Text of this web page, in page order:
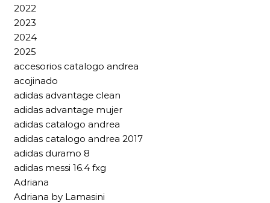
2022
2023
2024
2025
accesorios catalogo andrea
acojinado
adidas advantage clean
adidas advantage mujer
adidas catalogo andrea
adidas catalogo andrea 2017
adidas duramo 8
adidas messi 16.4 fxg
Adriana
Adriana by Lamasini